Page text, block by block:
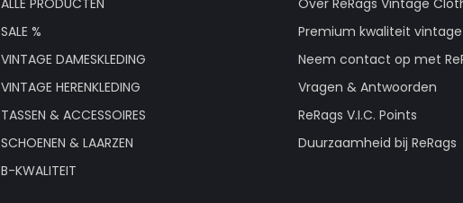
SALE %
VINTAGE DAMESKLEDING
VINTAGE HERENKLEDING
TASSEN & ACCESSOIRES
SCHOENEN & LAARZEN
B-KWALITEIT
Premium kwaliteit
Neem contact op met
Vragen & Antwoorden
ReRags V.I.C. Points
Duurzaamheid bij ReRags